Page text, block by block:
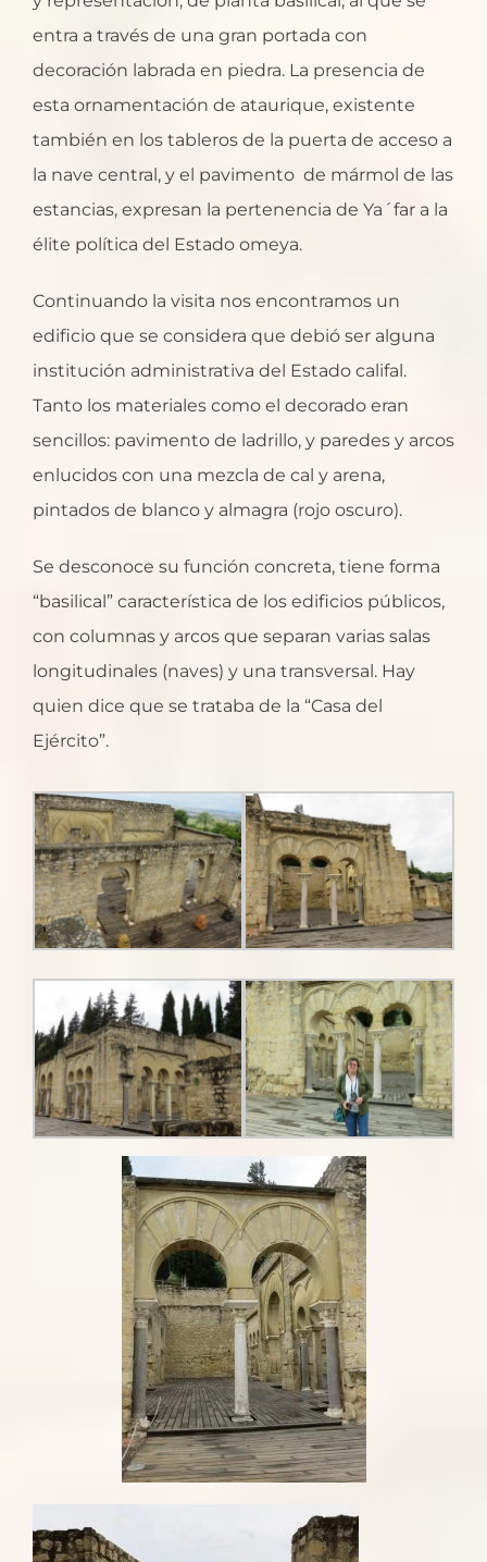
entra a través de una gran portada con
decoración labrada en piedra. La presencia de
esta ornamentación de ataurique, existente
también en los tableros de la puerta de acceso a
la nave central, y el pavimento de mármol de las
estancias, expresan la pertenencia de Ya´far a la
élite política del Estado omeya.
Continuando la visita nos encontramos un
edificio que se considera que debió ser alguna
institución administrativa del Estado califal.
Tanto los materiales como el decorado eran
sencillos: pavimento de ladrillo, y paredes y arcos
enlucidos con una mezcla de cal y arena,
pintados de blanco y almagra (rojo oscuro).
Se desconoce su función concreta, tiene forma
“basilical” característica de los edificios públicos,
con columnas y arcos que separan varias salas
longitudinales (naves) y una transversal. Hay
quien dice que se trataba de la “Casa del
Ejército”.